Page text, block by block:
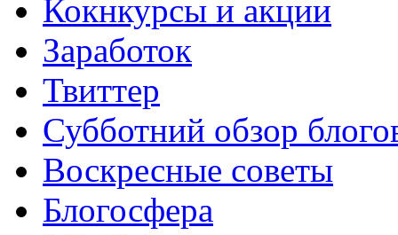
Кокнкурсы и акции
Заработок
Твиттер
Субботний обзор
Воскресные советы
Блогосфера